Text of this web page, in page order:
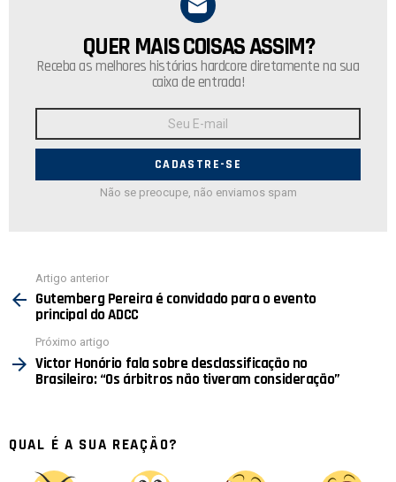
NEWSLETTER
QUER MAIS COISAS ASSIM?
Receba as melhores histórias hardcore diretamente na sua
caixa de entrada!
E-
Não se preocupe, não enviamos spam
mais
Artigo anterior
Gutemberg Pereira é convidado para o evento
principal do ADCC
Próximo artigo
Victor Honório fala sobre desclassificação no
Brasileiro: “Os árbitros não tiveram consideração”
QUAL É A SUA REAÇÃO?